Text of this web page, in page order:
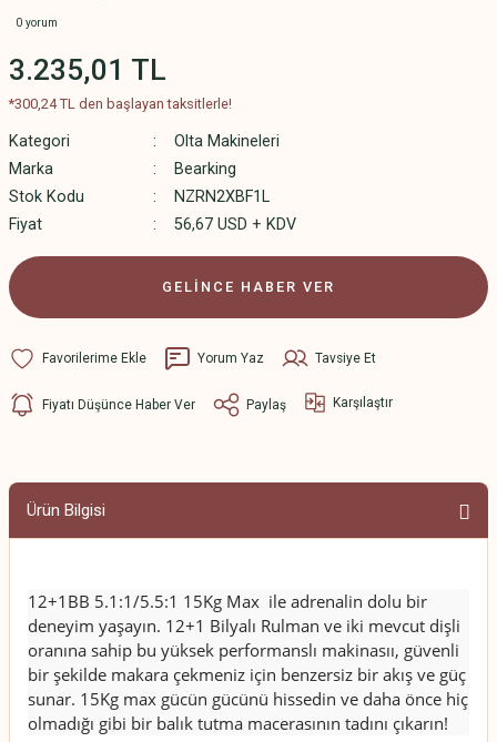
0 yorum
3.235,01 TL
*300,24 TL den başlayan taksitlerle!
Kategori
Olta Makineleri
Marka
Bearking
Stok Kodu
NZRN2XBF1L
Fiyat
56,67 USD + KDV
GELİNCE HABER VER
Yorum Yaz Tavsiye Et
Fiyatı Düşünce Haber Ver Paylaş Karşılaştır
Ürün Bilgisi
12+1BB 5.1:1/5.5:1 15Kg Max ile adrenalin dolu bir
deneyim yaşayın. 12+1 Bilyalı Rulman ve iki mevcut dişli
oranına sahip bu yüksek performanslı makinasıı, güvenli
bir şekilde makara çekmeniz için benzersiz bir akış ve güç
sunar. 15Kg max gücün gücünü hissedin ve daha önce hiç
olmadığı gibi bir balık tutma macerasının tadını çıkarın!